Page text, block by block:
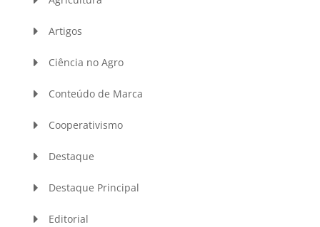
Artigos
Ciência no Agro
Conteúdo de Marca
Cooperativismo
Destaque
Destaque Principal
Editorial